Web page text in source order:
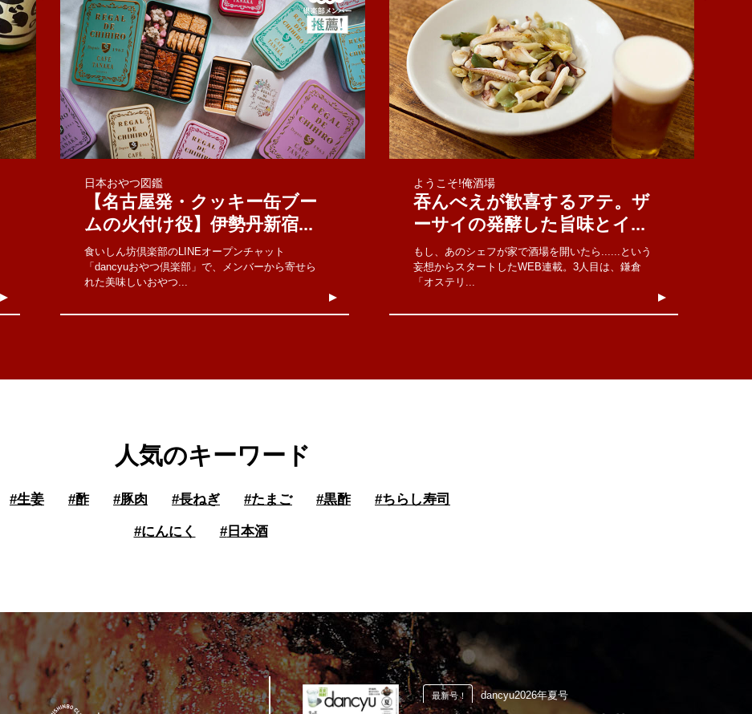
日本おやつ図鑑
【名古屋発・クッキー缶ブー
ムの火付け役】伊勢丹新宿...
食いしん坊倶楽部のLINEオープンチャット
「dancyuおやつ倶楽部」で、メンバーから寄せら
れた美味しいおやつ...
ようこそ!俺酒場
吞んべえが歓喜するアテ。ザ
ーサイの発酵した旨味とイ...
もし、あのシェフが家で酒場を開いたら......という
妄想からスタートしたWEB連載。3人目は、鎌倉
「オステリ...
人気のキーワード
#生姜 #酢 #豚肉 #長ねぎ #たまご #黒酢 #ちらし寿司
#にんにく #日本酒
最新号！ dancyu2026年夏号